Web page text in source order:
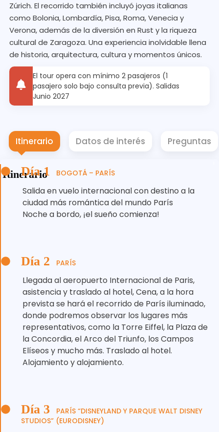
Zúrich. El recorrido también incluyó joyas italianas
como Bolonia, Lombardía, Pisa, Roma, Venecia y
Verona, además de la diversión en Rust y la riqueza
cultural de Zaragoza. Una experiencia inolvidable llena
de historia, arquitectura, cultura y momentos únicos.
El tour opera con mínimo 2 pasajeros (1
pasajero solo bajo consulta previa). Salidas
Junio 2027
Itinerario Datos de interés Preguntas
Itinerario
Día 1 BOGOTÁ – PARÍS
Salida en vuelo internacional con destino a la
ciudad más romántica del mundo París
Noche a bordo, ¡el sueño comienza!
Día 2 PARÍS
Llegada al aeropuerto Internacional de Paris,
asistencia y traslado al hotel, Cena, a la hora
prevista se hará el recorrido de París iluminado,
donde podremos observar los lugares más
representativos, como la Torre Eiffel, la Plaza de
la Concordia, el Arco del Triunfo, los Campos
Elíseos y mucho más. Traslado al hotel.
Alojamiento y alojamiento.
Día 3
PARÍS “DISNEYLAND Y PARQUE WALT DISNEY
STUDIOS” (EURODISNEY)